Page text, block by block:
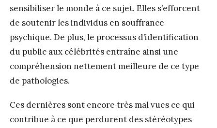
sensibiliser le monde à ce sujet. Elles s’efforcent
de soutenir les individus en souffrance
psychique. De plus, le processus d’identification
du public aux célébrités entraîne ainsi une
compréhension nettement meilleure de ce type
de pathologies.
Ces dernières sont encore très mal vues ce qui
contribue à ce que perdurent des stéréotypes